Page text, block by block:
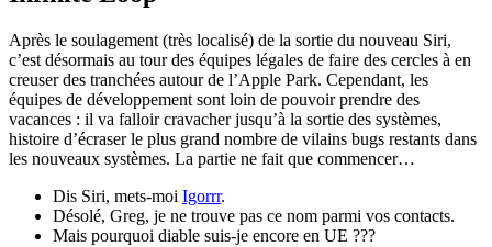
Après le soulagement (très localisé) de la sortie du nouveau Siri,
c’est désormais au tour des équipes légales de faire des cercles à en
creuser des tranchées autour de l’Apple Park. Cependant, les
équipes de développement sont loin de pouvoir prendre des
vacances : il va falloir cravacher jusqu’à la sortie des systèmes,
histoire d’écraser le plus grand nombre de vilains bugs restants dans
les nouveaux systèmes. La partie ne fait que commencer…
Dis Siri, mets-moi Igorrr.
Désolé, Greg, je ne trouve pas ce nom parmi vos contacts.
Mais pourquoi diable suis-je encore en UE ???